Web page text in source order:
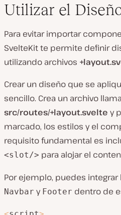
Utilizar el
Para evitar importar
SvelteKit te permite definir
utilizando archivos
Crear un diseño que se
sencillo. Crea un archivo
src/routes/+layout.svelte y
marcado, los estilos y el
requisito fundamental es
<slot/> para alojar el
Por ejemplo, puedes
Navbar y Footer dentro de